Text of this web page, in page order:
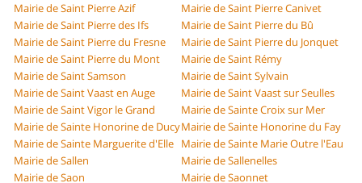
Mairie de Saint Pierre Azif
Mairie de Saint Pierre Canivet
Mairie de Saint Pierre des Ifs
Mairie de Saint Pierre du Bû
Mairie de Saint Pierre du Fresne
Mairie de Saint Pierre du Jonquet
Mairie de Saint Pierre du Mont
Mairie de Saint Rémy
Mairie de Saint Samson
Mairie de Saint Sylvain
Mairie de Saint Vaast en Auge
Mairie de Saint Vaast sur Seulles
Mairie de Saint Vigor le Grand
Mairie de Sainte Croix sur Mer
Mairie de Sainte Honorine de DucyMairie de Sainte Honorine du Fay
Mairie de Sainte Marguerite d'Elle Mairie de Sainte Marie Outre l'Eau
Mairie de Sallen
Mairie de Sallenelles
Mairie de Saon
Mairie de Saonnet